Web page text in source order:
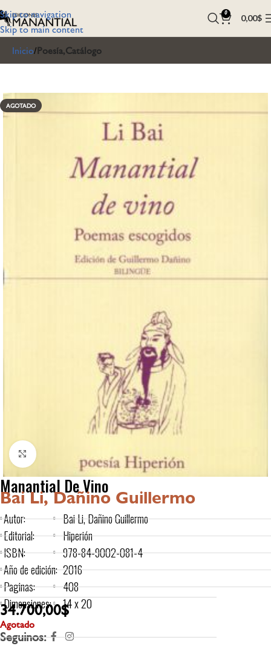
Skip to navigation
Skip to main content
0 0,00$
Inicio Poesía,Catálogo
AGOTADO
Click to enlarge
Manantial De Vino
Bai Li, Dañino Guillermo
Autor:
Editorial:
ISBN:
Año de edición:
Paginas:
Dimensiones:
Bai Li, Dañino Guillermo
Hiperión
978-84-9002-081-4
2016
408
14 x 20
34.700,00$
Agotado
Seguinos: